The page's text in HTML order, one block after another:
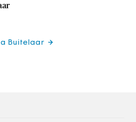
Buitelaar